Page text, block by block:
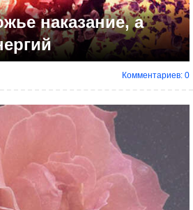
наказание, а
Комментариев: 0